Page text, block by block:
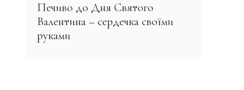
Печиво до Дня Святого
Валентина – сердечка своїми
руками